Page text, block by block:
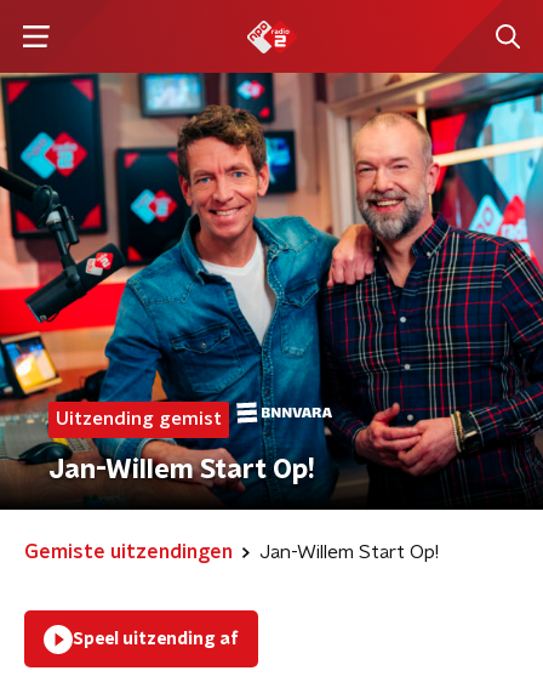
Uitzending gemist
Jan-Willem Start Op!
Gemiste uitzendingen Jan-Willem Start Op!
Speel uitzending af